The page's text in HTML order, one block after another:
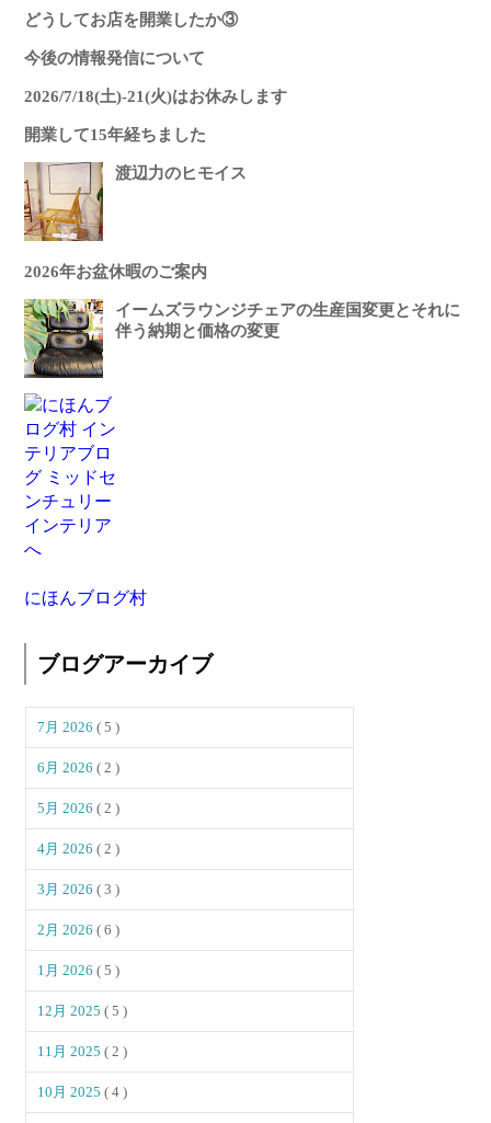
どうしてお店を開業したか③
今後の情報発信について
2026/7/18(土)-21(火)はお休みします
開業して15年経ちました
渡辺力のヒモイス
2026年お盆休暇のご案内
イームズラウンジチェアの生産国変更とそれに
伴う納期と価格の変更
にほんブログ村
ブログアーカイブ
7月 2026( 5 )
6月 2026( 2 )
5月 2026( 2 )
4月 2026( 2 )
3月 2026( 3 )
2月 2026( 6 )
1月 2026( 5 )
12月 2025( 5 )
11月 2025( 2 )
10月 2025( 4 )